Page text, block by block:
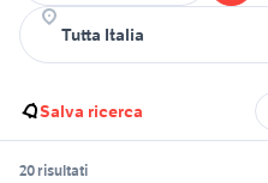
Salva ricerca
20 risultati